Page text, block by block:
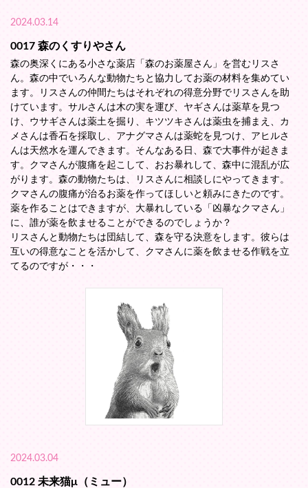
2024.03.14
0017 森のくすりやさん
森の奥深くにある小さな薬店「森のお薬屋さん」を営むリスさ
ん。森の中でいろんな動物たちと協力してお薬の材料を集めてい
ます。リスさんの仲間たちはそれぞれの得意分野でリスさんを助
けています。サルさんは木の実を運び、ヤギさんは薬草を見つ
け、ウサギさんは薬土を掘り、キツツキさんは薬虫を捕まえ、カ
メさんは香石を採取し、アナグマさんは薬蛇を見つけ、アヒルさ
んは天然水を運んできます。そんなある日、森で大事件が起きま
す。クマさんが腹痛を起こして、おお暴れして、森中に混乱が広
がります。森の動物たちは、リスさんに相談しにやってきます。
クマさんの腹痛が治るお薬を作ってほしいと頼みにきたのです。
薬を作ることはできますが、大暴れしている「凶暴なクマさん」
に、誰が薬を飲ませることができるのでしょうか？
リスさんと動物たちは団結して、森を守る決意をします。彼らは
互いの得意なことを活かして、クマさんに薬を飲ませる作戦を立
てるのですが・・・
2024.03.04
0012 未来猫μ（ミュー）